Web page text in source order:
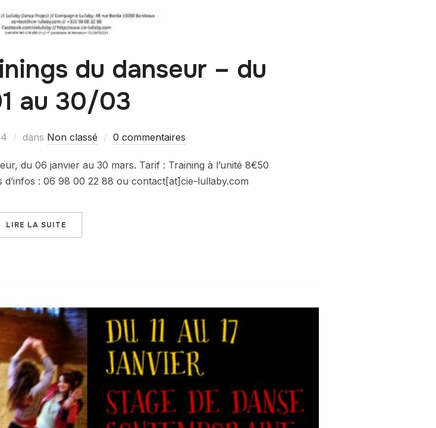
du danseur – du
au 30/03
dans Non classé 0 commentaires
du 06 janvier au 30 mars. Tarif : Training à l’unité 8€50
d’infos : 06 98 00 22 88 ou contact[at]cie-lullaby.com
LIRE LA SUITE